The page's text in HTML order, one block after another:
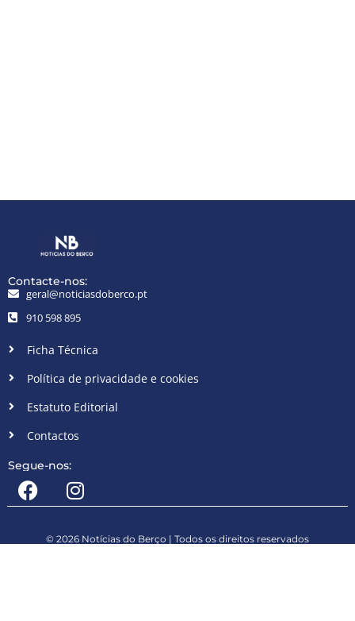
Contacte-nos:
geral@noticiasdoberco.pt
910 598 895
Ficha Técnica
Política de privacidade e cookies
Estatuto Editorial
Contactos
Segue-nos:
© 2026 Notícias do Berço | Todos os direitos reservados